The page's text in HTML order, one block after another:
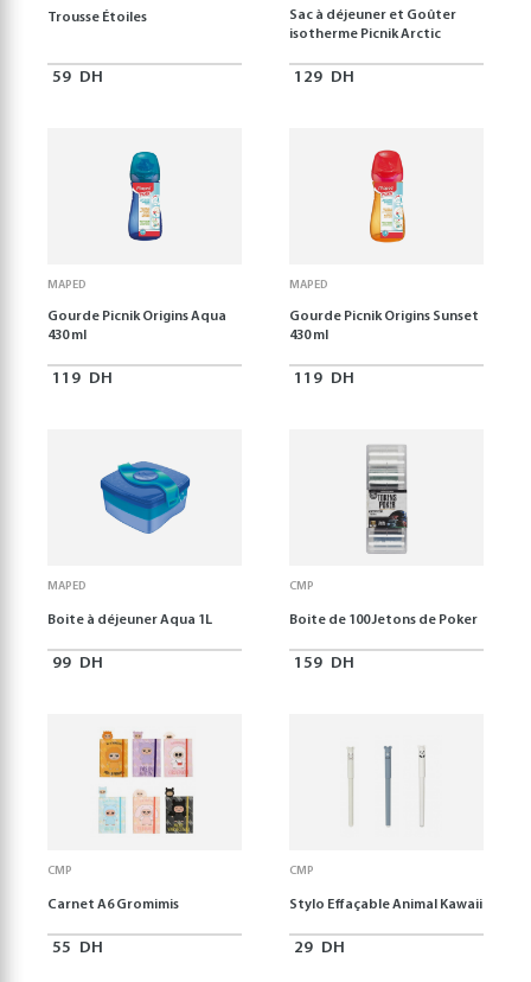
Trousse Étoiles
59 DH
Sac à déjeuner et Goûter
isotherme Picnik Arctic
129 DH
MAPED
Gourde Picnik Origins Aqua
430 ml
119 DH
MAPED
Gourde Picnik Origins Sunset
430 ml
119 DH
MAPED
Boite à déjeuner Aqua 1L
99 DH
CMP
Boite de 100 Jetons de Poker
159 DH
CMP
Carnet A6 Gromimis
55 DH
CMP
Stylo Effaçable Animal Kawaii
29 DH